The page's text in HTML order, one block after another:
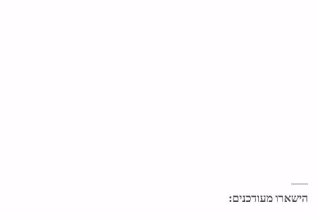
הישארו מעודכנים: